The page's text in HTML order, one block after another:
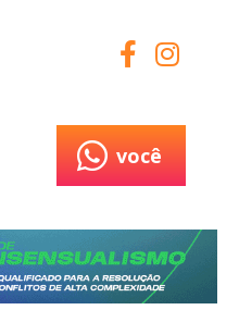
você